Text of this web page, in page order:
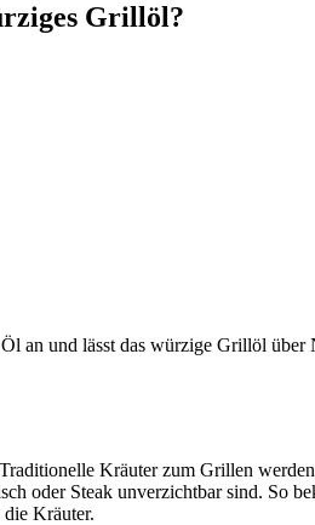
Grillöl?
an und lässt das würzige Grillöl über
Kräuter zum Grillen
oder Steak unverzichtbar sind. So
Kräuter.